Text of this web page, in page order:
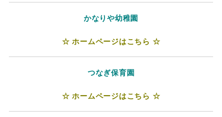
かなりや幼稚園
☆ ホームページはこちら ☆
つなぎ保育園
☆ ホームページはこちら ☆